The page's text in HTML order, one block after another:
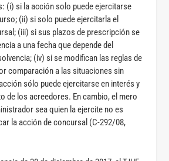
(i) si la acción solo puede ejercitarse
(ii) si solo puede ejercitarla el
(iii) si sus plazos de prescripción se
a una fecha que depende del
(iv) si se modifican las reglas de
comparación a las situaciones sin
sólo puede ejercitarse en interés y
de los acreedores. En cambio, el mero
sea quien la ejercite no es
la acción de concursal (C-292/08,